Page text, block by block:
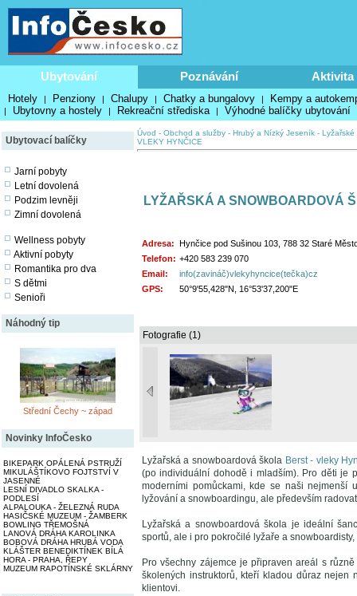
Ubytování Poznávání Aktivita
Hotely | Penziony | Chalupy | Chatky a bungalovy | Kempy a
| Ubytovny a hostely | Rekreační střediska | Výhodné balíčky ubytování
Ubytovací balíčky
Jarní pobyty
Letní dovolená
Podzim levněji
Zimní dovolená
Wellness pobyty
Aktivní pobyty
Romantika pro dva
S dětmi
Senioři
Náhodný tip
Střední Čechy ~ západ
Novinky InfoČesko
BIKEPARK OPÁLENÁ PSTRUŽÍ
MIKULÁŠTÍKOVO FOJTSTVÍ V
JASENNÉ
LESNÍ DIVADLO SKALKA -
PODLESÍ
ALPALOUKA - ŽELEZNÁ RUDA
HASIČSKÉ MUZEUM - ŽAMBERK
BOWLING TŘEMOŠNÁ
LANOVÁ DRÁHA KAROLINKA
BOBOVÁ DRÁHA HRUBÁ VODA
KLÁŠTER BENEDIKTÍNEK BÍLÁ
HORA - PRAHA, ŘEPY
MUZEUM RAPOTÍNSKÉ SKLÁRNY
Úvod - Obchod a služby - Hrubý a Nízký Jeseník - Lyžařské
VLEKY HYNČICE
LYŽAŘSKÁ A SNOWBOARDOVÁ
Adresa: Hynčice pod Sušinou 103, 788 32 Staré
Telefon: +420 583 239 070
Email:
info(zavináč)vlekyhyncice(tečka)cz
GPS:
50°9'55,428"N, 16°53'37,200"E
Fotografie (1)
Lyžařská a snowboardová škola Berst - vleky
(po individuální dohodě i mladším). Pro děti je
moderními pomůckami, kde se naši nejmenší
lyžování a snowboardingu, ale především
Lyžařská a snowboardová škola je ideální
sportů, ale i pro pokročilé lyžaře a
Pro všechny zájemce je připraven areál s
školených instruktorů, kteří kladou důraz
klientovi.